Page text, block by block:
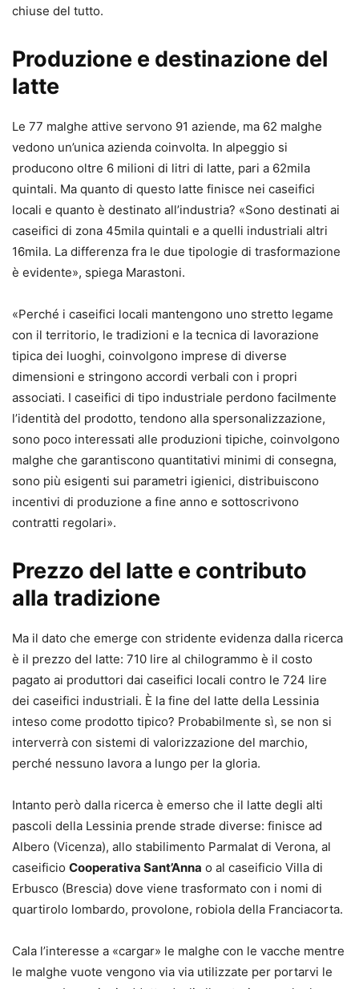
chiuse del tutto.
Produzione e destinazione del
latte
Le 77 malghe attive servono 91 aziende, ma 62 malghe
vedono un’unica azienda coinvolta. In alpeggio si
producono oltre 6 milioni di litri di latte, pari a 62mila
quintali. Ma quanto di questo latte finisce nei caseifici
locali e quanto è destinato all’industria? «Sono destinati ai
caseifici di zona 45mila quintali e a quelli industriali altri
16mila. La differenza fra le due tipologie di trasformazione
è evidente», spiega Marastoni.
«Perché i caseifici locali mantengono uno stretto legame
con il territorio, le tradizioni e la tecnica di lavorazione
tipica dei luoghi, coinvolgono imprese di diverse
dimensioni e stringono accordi verbali con i propri
associati. I caseifici di tipo industriale perdono facilmente
l’identità del prodotto, tendono alla spersonalizzazione,
sono poco interessati alle produzioni tipiche, coinvolgono
malghe che garantiscono quantitativi minimi di consegna,
sono più esigenti sui parametri igienici, distribuiscono
incentivi di produzione a fine anno e sottoscrivono
contratti regolari».
Prezzo del latte e contributo
alla tradizione
Ma il dato che emerge con stridente evidenza dalla ricerca
è il prezzo del latte: 710 lire al chilogrammo è il costo
pagato ai produttori dai caseifici locali contro le 724 lire
dei caseifici industriali. È la fine del latte della Lessinia
inteso come prodotto tipico? Probabilmente sì, se non si
interverrà con sistemi di valorizzazione del marchio,
perché nessuno lavora a lungo per la gloria.
Intanto però dalla ricerca è emerso che il latte degli alti
pascoli della Lessinia prende strade diverse: finisce ad
Albero (Vicenza), allo stabilimento Parmalat di Verona, al
caseificio Cooperativa Sant’Anna o al caseificio Villa di
Erbusco (Brescia) dove viene trasformato con i nomi di
quartirolo lombardo, provolone, robiola della Franciacorta.
Cala l’interesse a «cargar» le malghe con le vacche mentre
le malghe vuote vengono via via utilizzate per portarvi le